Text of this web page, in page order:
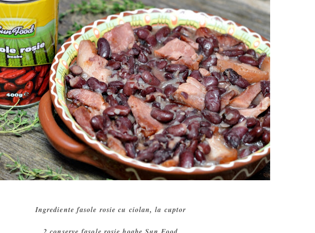
Ingrediente fasole rosie cu ciolan, la cuptor